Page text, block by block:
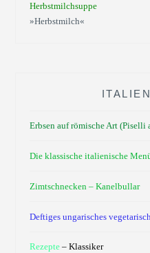
Herbstmilchsuppe
»Herbstmilch«
Erbsen auf römische Art (Piselli
Die klassische italienische
Zimtschnecken – Kanelbullar
Deftiges ungarisches
Rezepte– Klassiker